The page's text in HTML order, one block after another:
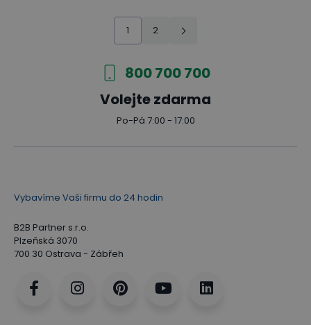
1 2
800 700 700
Volejte zdarma
Po-Pá 7:00 - 17:00
Vybavíme Vaši firmu do 24 hodin
B2B Partner s.r.o.
Plzeňská 3070
700 30 Ostrava - Zábřeh